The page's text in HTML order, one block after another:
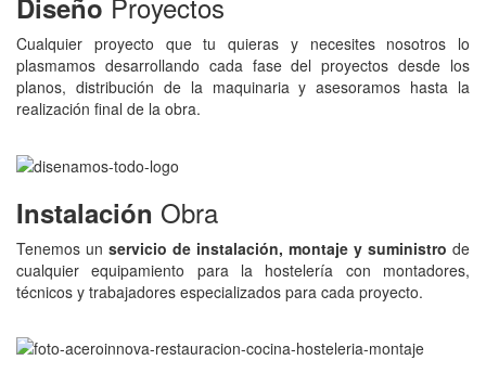
Diseño
Cualquier proyecto que tu quieras y necesites nosotros lo
plasmamos desarrollando cada fase del proyectos desde los
planos, distribución de la maquinaria y asesoramos hasta la
realización final de la obra.
Instalación Obra
Tenemos un servicio de instalación, montaje y suministro de
cualquier equipamiento para la hostelería con montadores,
técnicos y trabajadores especializados para cada proyecto.